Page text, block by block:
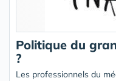
Politique du
?
Les professionnels du